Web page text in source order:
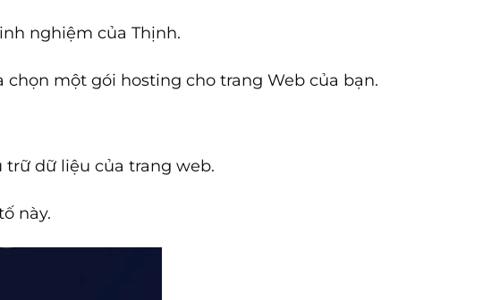
nghiệm của Thịnh.
một gói hosting cho trang Web của bạn.
dữ liệu của trang web.
này.